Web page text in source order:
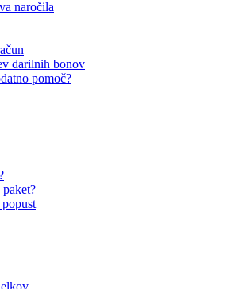
naročila
darilnih bonov
pomoč?